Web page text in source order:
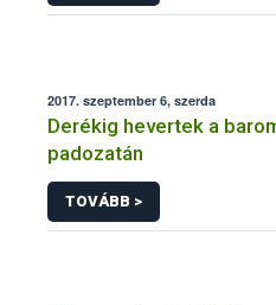
2017. szeptember 6, szerda
Derékig hevertek a
padozatán
TOVÁBB >